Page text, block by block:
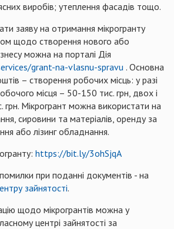
виробів; утеплення фасадів тощо.
заяву на отримання мікрогранту
щодо створення нового або
можна на порталі Дія
grant-na-vlasnu-spravu . Основна
– створення робочих місць: у разі
місця – 50-150 тис. грн, двох і
грн. Мікрогрант можна використати на
сировини та матеріалів, оренду за
або лізинг обладнання.
https://bit.ly/3ohSjqA
при поданні документів - на
зайнятості.
щодо мікрогрантів можна у
центрі зайнятості за